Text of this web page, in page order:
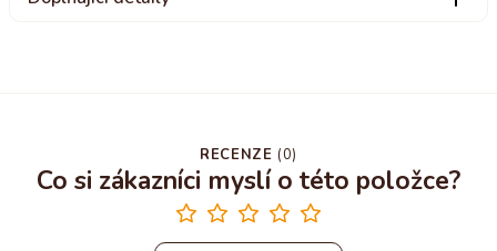
RECENZE (0)
Co si zákazníci myslí o této položce?